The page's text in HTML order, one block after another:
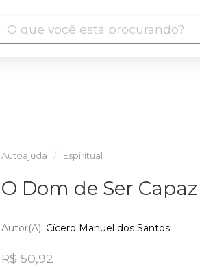
Autoajuda Espiritual
O Dom de Ser Capaz
Autor(a): Cícero Manuel dos Santos
R$ 50,92